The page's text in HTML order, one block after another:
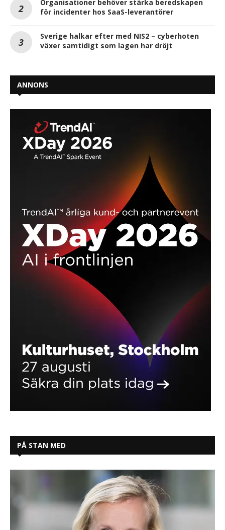
Organisationer behöver stärka beredskapen
för incidenter hos SaaS-leverantörer
Sverige halkar efter med NIS2 – cyberhoten
växer samtidigt som lagen har dröjt
ANNONS
PÅ STAN MED